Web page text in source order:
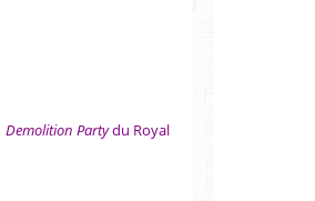
Demolition Partydu Royal